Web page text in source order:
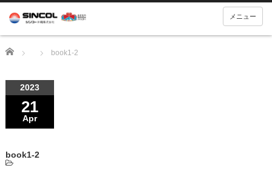
メニュー
Home book1-2
2023
21
Apr
book1-2